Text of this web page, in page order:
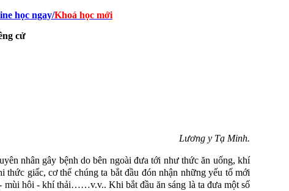
học ngay/Khoá học mới
cử
Lương y Tạ Minh.
gây bệnh do bên ngoài đưa tới như thức ăn uống, khí
giấc, cơ thể chúng ta bắt đầu đón nhận những yếu tố mới
mùi hôi - khí thải……v.v.. Khi bắt đầu ăn sáng là ta đưa một số